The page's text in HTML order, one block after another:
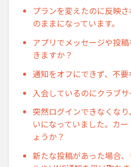
プランを変えたのに反映
のままになっています。
アプリでメッセージや投
きますか？
通知をオフにできず、不要
入会しているのにクラブサ
突然ログインできなくな
いになっていました。カ
ょうか？
新たな投稿があった場合